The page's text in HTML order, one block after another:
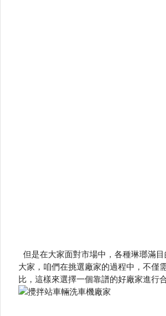
但是在大家面對市場中，各種琳瑯滿目的
大家，咱們在挑選廠家的過程中
比，這樣來選擇一個靠譜的好廠家進